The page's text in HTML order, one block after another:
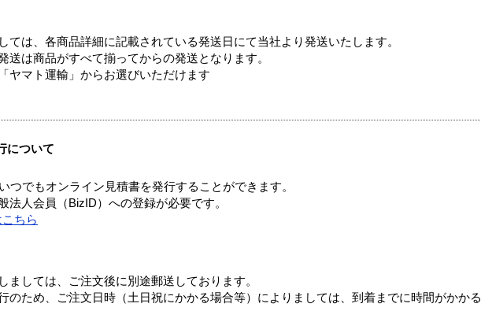
ては、各商品詳細に記載されている発送日にて当社より発送いたします。
送は商品がすべて揃ってからの発送となります。
ヤマト運輸」からお選びいただけます
について
つでもオンライン見積書を発行することができます。
人会員（BizID）への登録が必要です。
ちら
ましては、ご注文後に別途郵送しております。
のため、ご注文日時（土日祝にかかる場合等）によりましては、到着までに時間がかかる